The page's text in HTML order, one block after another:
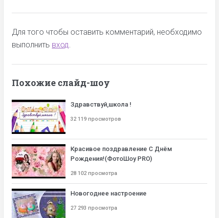
Для того чтобы оставить комментарий, необходимо
выполнить вход.
Похожие слайд-шоу
Здравствуй,школа !
32 119 просмотров
Красивое поздравление С Днём
Рождения!(ФотоШоу PRO)
28 102 просмотра
Новогоднее настроение
27 293 просмотра